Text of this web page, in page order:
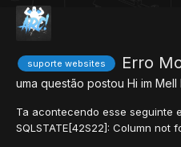
suporte websites Erro
uma questão postou Hi im Mell
Ta acontecendo esse seguinte
SQLSTATE[42S22]: Column not